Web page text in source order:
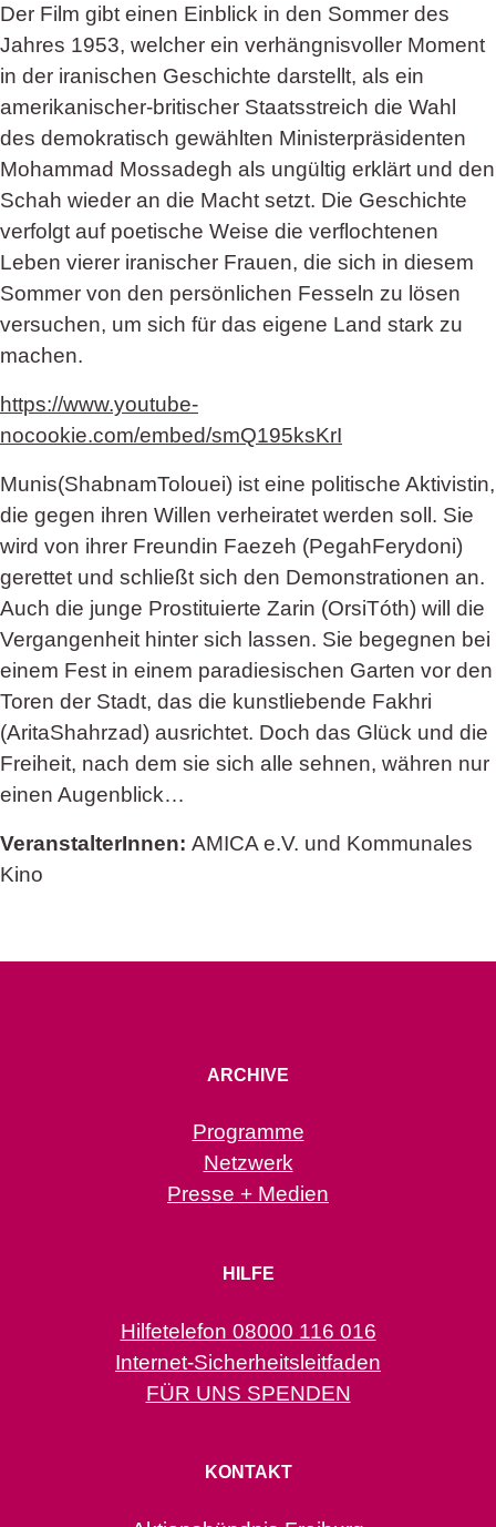
Der Film gibt einen Einblick in den Sommer des
Jahres 1953, welcher ein verhängnisvoller Moment
in der iranischen Geschichte darstellt, als ein
amerikanischer-britischer Staatsstreich die Wahl
des demokratisch gewählten Ministerpräsidenten
Mohammad Mossadegh als ungültig erklärt und den
Schah wieder an die Macht setzt. Die Geschichte
verfolgt auf poetische Weise die verflochtenen
Leben vierer iranischer Frauen, die sich in diesem
Sommer von den persönlichen Fesseln zu lösen
versuchen, um sich für das eigene Land stark zu
machen.
https://www.youtube-
nocookie.com/embed/smQ195ksKrI
Munis(ShabnamTolouei) ist eine politische Aktivistin,
die gegen ihren Willen verheiratet werden soll. Sie
wird von ihrer Freundin Faezeh (PegahFerydoni)
gerettet und schließt sich den Demonstrationen an.
Auch die junge Prostituierte Zarin (OrsiTóth) will die
Vergangenheit hinter sich lassen. Sie begegnen bei
einem Fest in einem paradiesischen Garten vor den
Toren der Stadt, das die kunstliebende Fakhri
(AritaShahrzad) ausrichtet. Doch das Glück und die
Freiheit, nach dem sie sich alle sehnen, währen nur
einen Augenblick…
VeranstalterInnen: AMICA e.V. und Kommunales
Kino
ARCHIVE
Programme
Netzwerk
Presse + Medien
HILFE
Hilfetelefon 08000 116 016
Internet-Sicherheitsleitfaden
FÜR UNS SPENDEN
KONTAKT